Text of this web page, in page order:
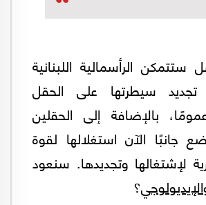
ستتمكن الرأسمالية اللبنانية
سيطرتها على الحقل
بالإضافة إلى الحقلين
جانبًا الآن استغلالها لقوة
لإشتغالها وتجديدها. سنعود
؟